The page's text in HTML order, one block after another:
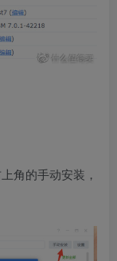
角的手动安装，